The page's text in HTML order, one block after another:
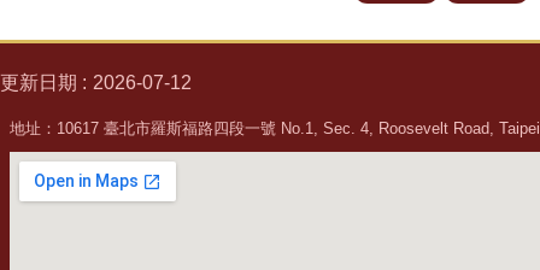
更新日期 2026-07-12
地址：10617 臺北市羅斯福路四段一號 No.1, Sec. 4, Roosevelt Road,